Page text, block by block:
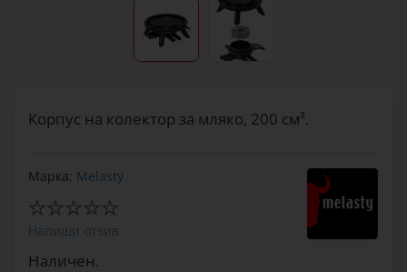
Корпус на колектор за мляко, 200 см³.
Марка: Melasty
Напиши отзив
Наличен.